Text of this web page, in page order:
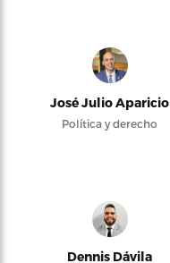
José Julio Aparicio
Política y derecho
Dennis Dávila